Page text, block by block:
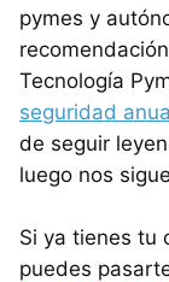
pymes y
Tecnología
seguridad
de seguir
luego nos
Si ya tienes tu
puedes